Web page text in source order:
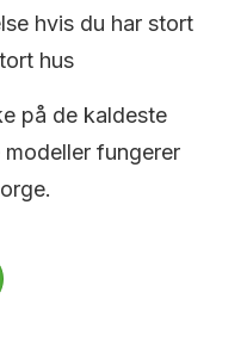
hvis du har stort
hus
på de kaldeste
fungerer